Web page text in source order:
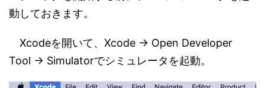
動しておきます。
Xcodeを開いて、Xcode → Open Developer
Tool → Simulatorでシミュレータを起動。